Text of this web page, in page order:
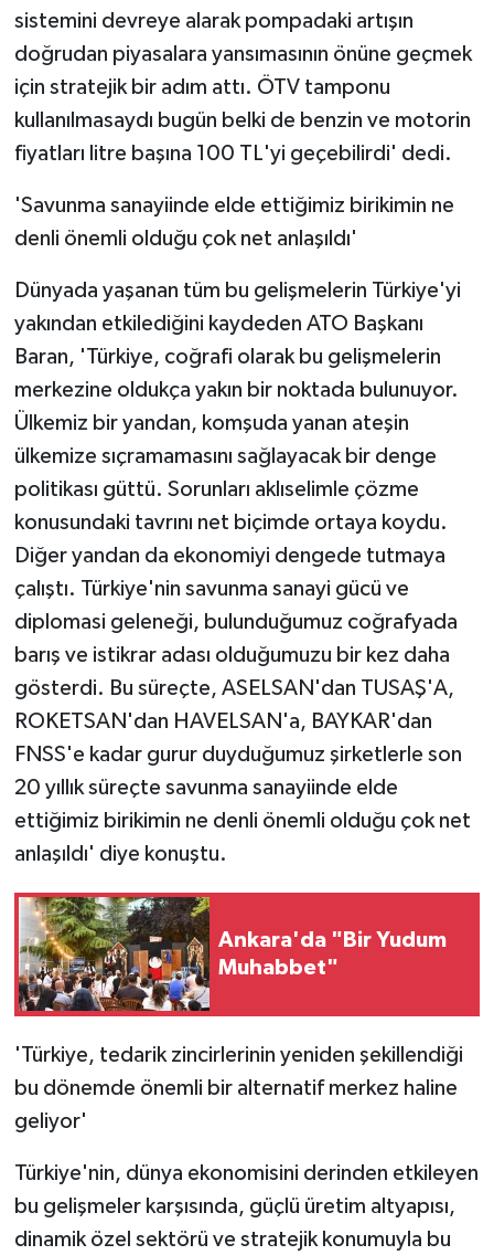
sistemini devreye alarak pompadaki artışın
doğrudan piyasalara yansımasının önüne geçmek
için stratejik bir adım attı. ÖTV tamponu
kullanılmasaydı bugün belki de benzin ve motorin
fiyatları litre başına 100 TL'yi geçebilirdi' dedi.
'Savunma sanayiinde elde ettiğimiz birikimin ne
denli önemli olduğu çok net anlaşıldı'
Dünyada yaşanan tüm bu gelişmelerin Türkiye'yi
yakından etkilediğini kaydeden ATO Başkanı
Baran, 'Türkiye, coğrafi olarak bu gelişmelerin
merkezine oldukça yakın bir noktada bulunuyor.
Ülkemiz bir yandan, komşuda yanan ateşin
ülkemize sıçramamasını sağlayacak bir denge
politikası güttü. Sorunları aklıselimle çözme
konusundaki tavrını net biçimde ortaya koydu.
Diğer yandan da ekonomiyi dengede tutmaya
çalıştı. Türkiye'nin savunma sanayi gücü ve
diplomasi geleneği, bulunduğumuz coğrafyada
barış ve istikrar adası olduğumuzu bir kez daha
gösterdi. Bu süreçte, ASELSAN'dan TUSAŞ'A,
ROKETSAN'dan HAVELSAN'a, BAYKAR'dan
FNSS'e kadar gurur duyduğumuz şirketlerle son
20 yıllık süreçte savunma sanayiinde elde
ettiğimiz birikimin ne denli önemli olduğu çok net
anlaşıldı' diye konuştu.
Ankara'da "Bir Yudum
Muhabbet"
'Türkiye, tedarik zincirlerinin yeniden şekillendiği
bu dönemde önemli bir alternatif merkez haline
geliyor'
Türkiye'nin, dünya ekonomisini derinden etkileyen
bu gelişmeler karşısında, güçlü üretim altyapısı,
dinamik özel sektörü ve stratejik konumuyla bu